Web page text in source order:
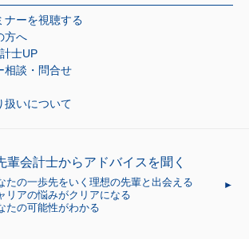
ナーを視聴する
方へ
士UP
相談・問合せ
扱いについて
輩会計士からアドバイスを聞く
たの一歩先をいく理想の先輩と出会える
リアの悩みがクリアになる
たの可能性がわかる